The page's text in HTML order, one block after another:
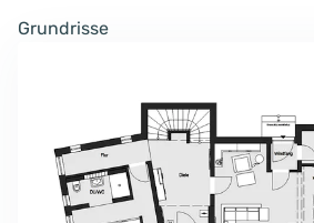
Grundrisse